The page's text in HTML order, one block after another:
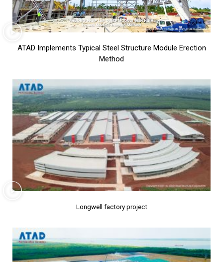
ATAD Implements Typical Steel Structure Module Erection
Method
Longwell factory project